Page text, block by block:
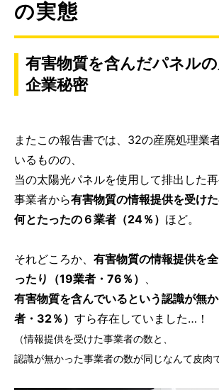
の実態
有害物質を含んだパネルの
企業秘密
またこの報告書では、32の産廃処理業
いるものの、
当の太陽光パネルを使用して排出した
事業者から有害物質の情報提供を受けた
何とたったの６業者（24％） ほど。
それどころか、 有害物質の情報提供を
ったり（19業者・76％） 、
有害物質を含んでいるという認識が無
者・32％） すら存在していました…！
（情報提供を受けた事業者の数と、
認識が無かった事業者の数が同じなんて皮肉